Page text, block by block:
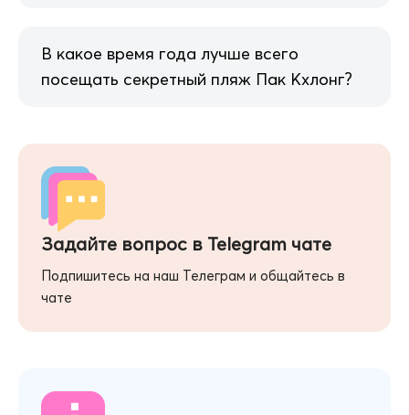
В какое время года лучше всего
посещать секретный пляж Пак Кхлонг?
Задайте вопрос в Telegram чате
Подпишитесь на наш Телеграм и общайтесь в
чате